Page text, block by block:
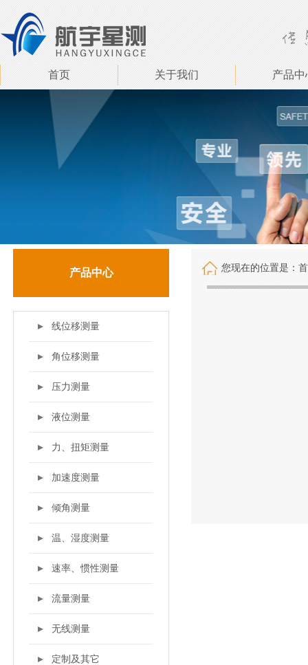
首页 关于我们 产品中
产品中心
线位移测量
角位移测量
压力测量
液位测量
力、扭矩测量
加速度测量
倾角测量
温、湿度测量
速率、惯性测量
流量测量
无线测量
定制及其它
您现在的位置是：